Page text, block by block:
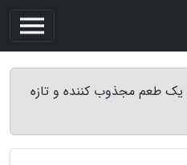
طعم مجذوب کننده و تازه